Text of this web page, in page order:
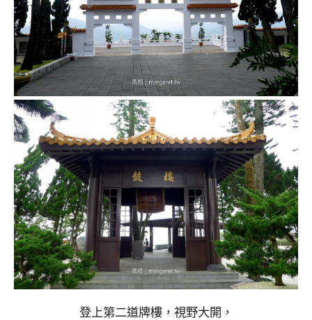
登上第二道牌樓，視野大開，